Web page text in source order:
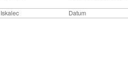
Iskalec Datum